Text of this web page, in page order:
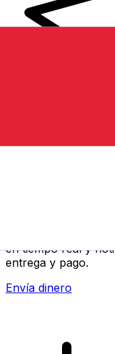
en tiempo real y
entrega y pago.
Envía dinero